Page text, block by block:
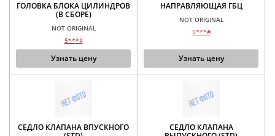
ГОЛОВКА БЛОКА ЦИЛИНДРОВ
(В СБОРЕ)
NOT ORIGINAL
5***#
Узнать цену
НАПРАВЛЯЮЩАЯ ГБЦ
NOT ORIGINAL
5***#
Узнать цену
СЕДЛО КЛАПАНА ВПУСКНОГО
СЕДЛО КЛАПАНА